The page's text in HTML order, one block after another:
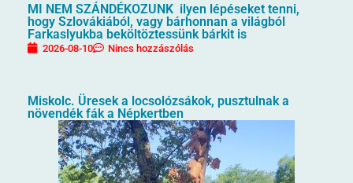
MI NEM SZÁNDÉKOZUNK ilyen lépéseket tenni,
hogy Szlovákiából, vagy bárhonnan a világból
Farkaslyukba beköltöztessünk bárkit is
2026-08-10 Nincs hozzászólás
Miskolc. Üresek a locsolózsákok, pusztulnak a
növendék fák a Népkertben